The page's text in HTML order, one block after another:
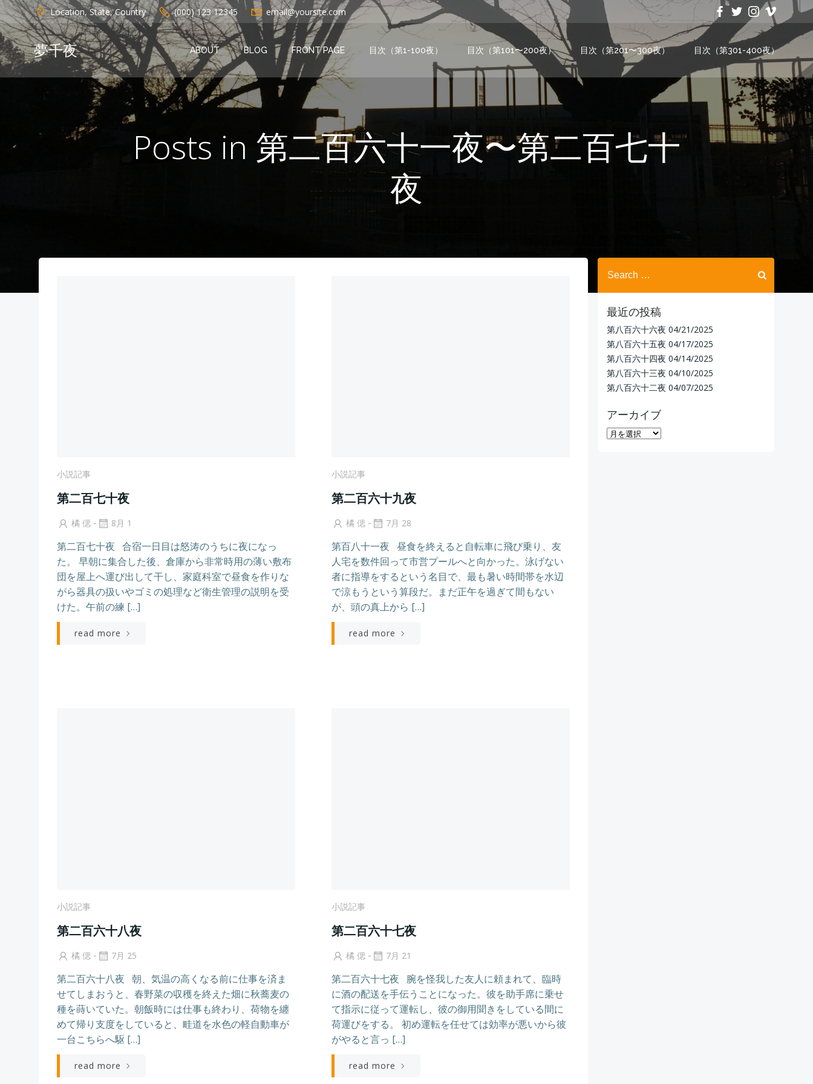
コ
ン
テ
ン
ツ
へ
Location, State, Country (000) 123 12345 email@yoursite.com
夢千夜 ABOUT BLOG FRONT PAGE 目次（第1-100夜） 目次（第101〜200夜） 目次（第201〜300夜） 目次（第301-400夜）
Posts in 第二百六十一夜〜第二百七十
夜
小説記事
第二百七十夜
橘 偲 - 8月 1
第二百七十夜 合宿一日目は怒涛のうちに夜になっ
た。 早朝に集合した後、倉庫から非常時用の薄い敷布
団を屋上へ運び出して干し、家庭科室で昼食を作りな
がら器具の扱いやゴミの処理など衛生管理の説明を受
けた。午前の練 […]
read more
小説記事
第二百六十九夜
橘 偲 - 7月 28
第百八十一夜 昼食を終えると自転車に飛び乗り、友
人宅を数件回って市営プールへと向かった。泳げない
者に指導をするという名目で、最も暑い時間帯を水辺
で涼もうという算段だ。まだ正午を過ぎて間もない
が、頭の真上から […]
read more
小説記事
第二百六十八夜
橘 偲 - 7月 25
第二百六十八夜 朝、気温の高くなる前に仕事を済ま
せてしまおうと、春野菜の収穫を終えた畑に秋蕎麦の
種を蒔いていた。朝飯時には仕事も終わり、荷物を纏
めて帰り支度をしていると、畦道を水色の軽自動車が
一台こちらへ駆 […]
read more
小説記事
第二百六十七夜
橘 偲 - 7月 21
第二百六十七夜 腕を怪我した友人に頼まれて、臨時
に酒の配送を手伝うことになった。彼を助手席に乗せ
て指示に従って運転し、彼の御用聞きをしている間に
荷運びをする。 初め運転を任せては効率が悪いから彼
がやると言っ […]
read more
Search
for:
最近の投稿
第八百六十六夜 04/21/2025
第八百六十五夜 04/17/2025
第八百六十四夜 04/14/2025
第八百六十三夜 04/10/2025
第八百六十二夜 04/07/2025
アーカイブ
ア